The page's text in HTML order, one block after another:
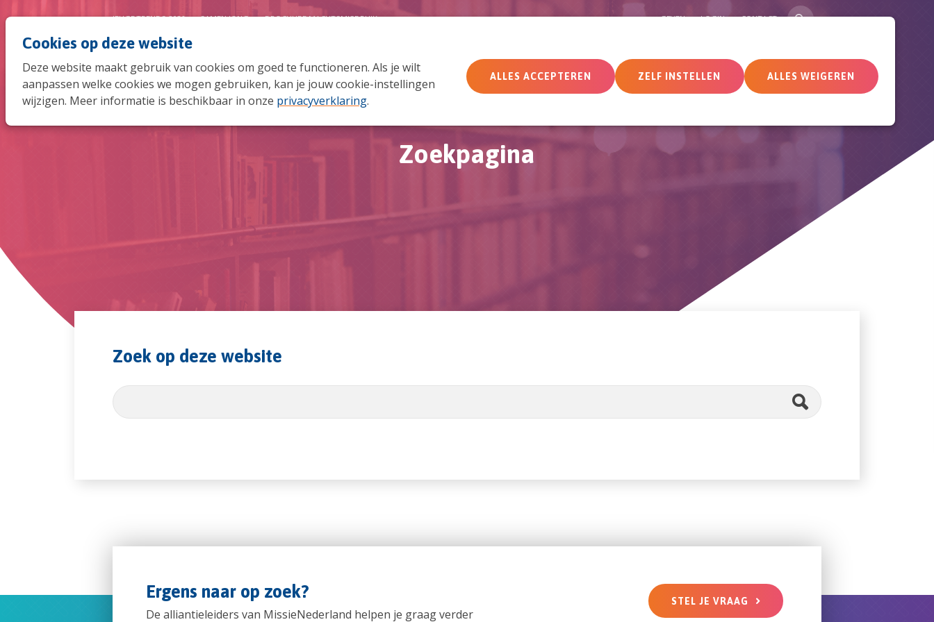
Cookies op deze website
Deze website maakt gebruik van cookies om goed te functioneren. Als je wilt
aanpassen welke cookies we mogen gebruiken, kan je jouw cookie-instellingen
wijzigen. Meer informatie is beschikbaar in onze privacyverklaring.
ALLES ACCEPTEREN ZELF INSTELLEN ALLES WEIGEREN
Wie wij zijn Wat we doen Doe mee Actueel Deelnemersomgeving
JEUGDTRENDS 2026 SAMEN JONG BROCHURE MACHTSMISBRUIK GEVEN LOGIN CONTACT ZOEK
Zoekpagina
Zoek op deze website
Zoekveld ZOEK
Ergens naar op zoek?
De alliantieleiders van MissieNederland helpen je graag verder
STEL JE VRAAG